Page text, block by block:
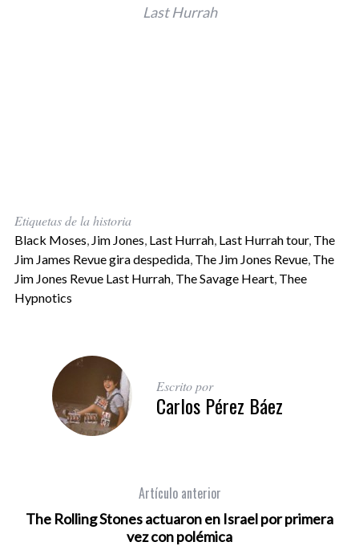
Last Hurrah
Etiquetas de la historia
Black Moses Jim Jones Last Hurrah, Last Hurrah tour, The
Jim James Revue gira despedida, The Jim Jones Revue, The
Jim Jones Revue Last Hurrah, The Savage Heart, Thee
Hypnotics
Escrito por
Carlos Pérez Báez
Artículo anterior
The Rolling Stones actuaron en Israel por primera
vez con polémica